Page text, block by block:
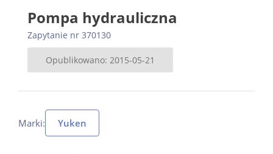
Pompa hydrauliczna
Zapytanie nr 370130
Opublikowano: 2015-05-21
Marki: Yuken